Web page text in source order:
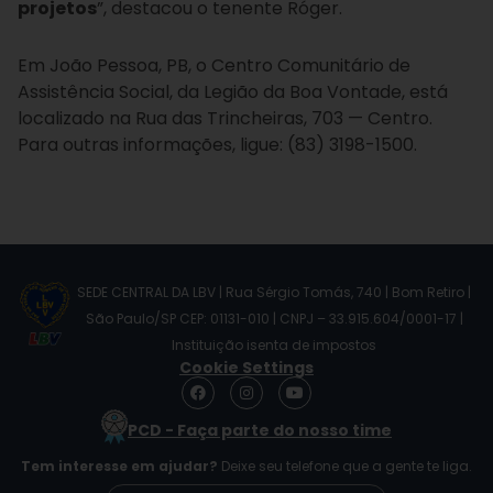
projetos”, destacou o tenente Róger.
Em João Pessoa, PB, o Centro Comunitário de
Assistência Social, da Legião da Boa Vontade, está
localizado na Rua das Trincheiras, 703 — Centro.
Para outras informações, ligue: (83) 3198-1500.
SEDE CENTRAL DA LBV | Rua Sérgio Tomás, 740 | Bom Retiro |
São Paulo/SP CEP: 01131-010 | CNPJ – 33.915.604/0001-17 |
Instituição isenta de impostos
Cookie Settings
F
a
e
o
I
n
s
t
g
Y
o
t
b
PCD - Faça parte do nosso time
Tem interesse em ajudar? Deixe seu telefone que a gente te liga.